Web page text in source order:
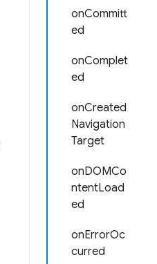
onCommitt
ed
onComplet
ed
onCreated
Navigation
Target
onDOMCo
ntentLoad
ed
onErrorOc
curred